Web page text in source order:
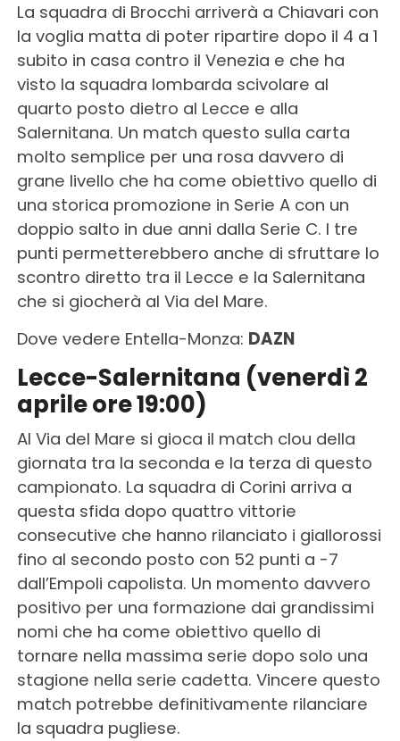
La squadra di Brocchi arriverà a Chiavari con
la voglia matta di poter ripartire dopo il 4 a 1
subito in casa contro il Venezia e che ha
visto la squadra lombarda scivolare al
quarto posto dietro al Lecce e alla
Salernitana. Un match questo sulla carta
molto semplice per una rosa davvero di
grane livello che ha come obiettivo quello di
una storica promozione in Serie A con un
doppio salto in due anni dalla Serie C. I tre
punti permetterebbero anche di sfruttare lo
scontro diretto tra il Lecce e la Salernitana
che si giocherà al Via del Mare.
Dove vedere Entella-Monza: DAZN
Lecce-Salernitana (venerdì 2
aprile ore 19:00)
Al Via del Mare si gioca il match clou della
giornata tra la seconda e la terza di questo
campionato. La squadra di Corini arriva a
questa sfida dopo quattro vittorie
consecutive che hanno rilanciato i giallorossi
fino al secondo posto con 52 punti a -7
dall’Empoli capolista. Un momento davvero
positivo per una formazione dai grandissimi
nomi che ha come obiettivo quello di
tornare nella massima serie dopo solo una
stagione nella serie cadetta. Vincere questo
match potrebbe definitivamente rilanciare
la squadra pugliese.